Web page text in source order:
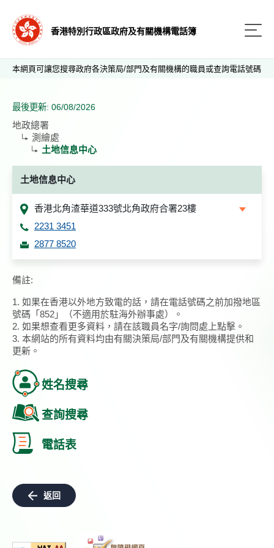
香港特別行政區政府及有關機構電話簿
本網頁可讓您搜尋政府各決策局/部門及有關機構的職員或查詢電話號碼
最後更新: 06/08/2026
地政總署
測繪處
土地信息中心
土地信息中心
香港北角渣華道333號北角政府合署23樓
2231 3451
2877 8520
備註:
1. 如果在香港以外地方致電的話，請在電話號碼之前加撥地區
號碼「852」（不適用於駐海外辦事處）。
2. 如果想查看更多資料，請在該職員名字/詢問處上點擊。
3. 本網站的所有資料均由有關決策局/部門及有關機構提供和
更新。
姓名搜尋
查詢搜尋
電話表
返回